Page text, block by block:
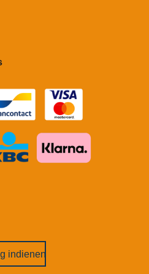
indienen